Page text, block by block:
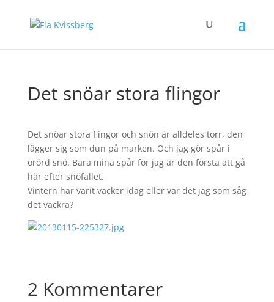
Det snöar stora flingor
Det snöar stora flingor och snön är alldeles torr, den
lägger sig som dun på marken. Och jag gör spår i
orörd snö. Bara mina spår för jag är den första att gå
här efter snöfallet.
Vintern har varit vacker idag eller var det jag som såg
det vackra?
2 Kommentarer